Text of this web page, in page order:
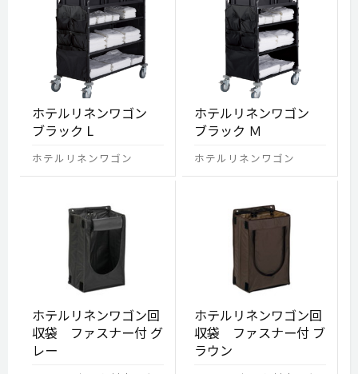
ホテルリネンワゴン
ブラック L
ホテルリネンワゴン
ホテルリネンワゴン
ブラック Ｍ
ホテルリネンワゴン
ホテルリネンワゴン回
収袋 ファスナー付 グ
レー
ホテルリネンワゴン回
収袋 ファスナー付 ブ
ラウン